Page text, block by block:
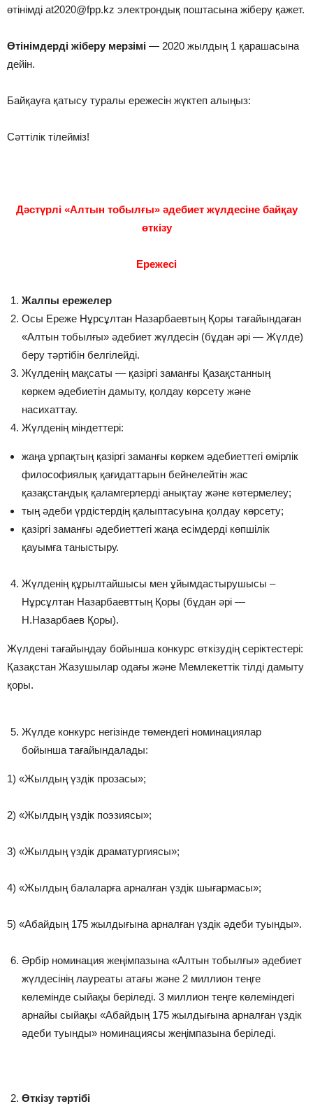
өтінімді at2020@fpp.kz электрондық поштасына жіберу қажет.
Өтінімдерді жіберу мерзімі — 2020 жылдың 1 қарашасына
дейін.
Байқауға қатысу туралы ережесін жүктеп алыңыз:
Сәттілік тілейміз!
Дәстүрлі «Алтын тобылғы» әдебиет жүлдесіне байқау
өткізу
Ережесі
Жалпы ережелер
Осы Ереже Нұрсұлтан Назарбаевтың Қоры тағайындаған
«Алтын тобылғы» әдебиет жүлдесін (бұдан әрі — Жүлде)
беру тәртібін белгілейді.
Жүлденің мақсаты — қазіргі заманғы Қазақстанның
көркем әдебиетін дамыту, қолдау көрсету және
насихаттау.
Жүлденің міндеттері:
жаңа ұрпақтың қазіргі заманғы көркем әдебиеттегі өмірлік
философиялық қағидаттарын бейнелейтін жас
қазақстандық қаламгерлерді анықтау және көтермелеу;
тың әдеби үрдістердің қалыптасуына қолдау көрсету;
қазіргі заманғы әдебиеттегі жаңа есімдерді көпшілік
қауымға таныстыру.
Жүлденің құрылтайшысы мен ұйымдастырушысы –
Нұрсұлтан Назарбаевттың Қоры (бұдан әрі —
Н.Назарбаев Қоры).
Жүлдені тағайындау бойынша конкурс өткізудің серіктестері:
Қазақстан Жазушылар одағы және Мемлекеттік тілді дамыту
қоры.
Жүлде конкурс негізінде төмендегі номинациялар
бойынша тағайындалады:
1) «Жылдың үздік прозасы»;
2) «Жылдың үздік поэзиясы»;
3) «Жылдың үздік драматургиясы»;
4) «Жылдың балаларға арналған үздік шығармасы»;
5) «Абайдың 175 жылдығына арналған үздік әдеби туынды».
Әрбір номинация жеңімпазына «Алтын тобылғы» әдебиет
жүлдесінің лауреаты атағы және 2 миллион теңге
көлемінде сыйақы беріледі. 3 миллион теңге көлеміндегі
арнайы сыйақы «Абайдың 175 жылдығына арналған үздік
әдеби туынды» номинациясы жеңімпазына беріледі.
Өткізу тәртібі